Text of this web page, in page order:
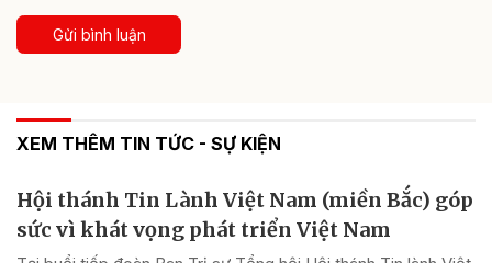
Gửi bình luận
XEM THÊM TIN TỨC - SỰ KIỆN
Hội thánh Tin Lành Việt Nam (miền Bắc) góp
sức vì khát vọng phát triển Việt Nam